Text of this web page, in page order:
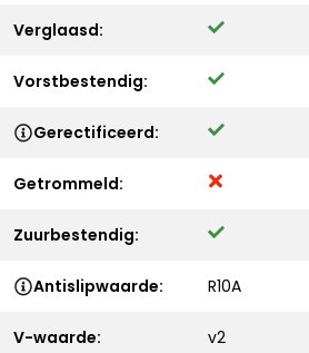
Verglaasd:
Vorstbestendig:
Gerectificeerd:
Getrommeld:
Zuurbestendig:
Antislipwaarde: R10A
V-waarde: v2